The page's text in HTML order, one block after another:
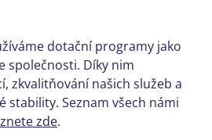
dotační programy jako
společnosti. Díky nim
zkvalitňování našich služeb a
stability. Seznam všech námi
zde.